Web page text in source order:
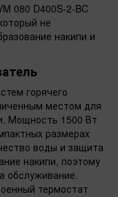
080 D400S-2-BC
не
накипи и
горячего
местом для
Мощность 1500 Вт
размерах
воды и защита
накипи, поэтому
обслуживание.
термостат